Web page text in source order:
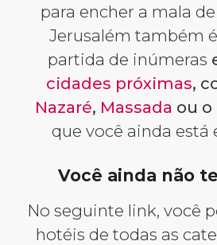
para encher a mala
Jerusalém também
partida de inúmeras
cidades próximas,
Nazaré, Massada ou o
que você ainda está
Você ainda não
No seguinte link, você
hotéis de todas as